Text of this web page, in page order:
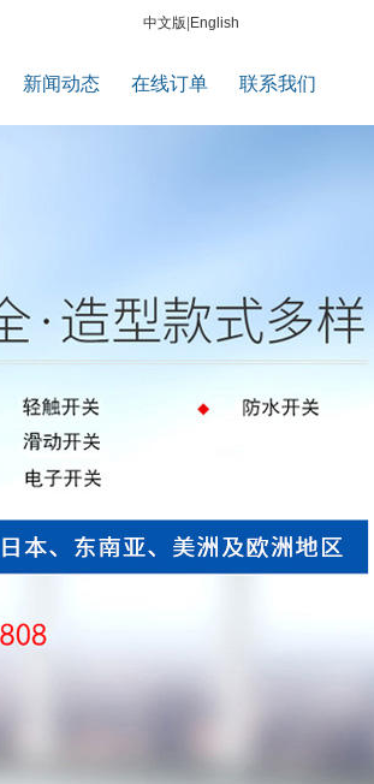
中文版 English
新闻动态 在线订单 联系我们